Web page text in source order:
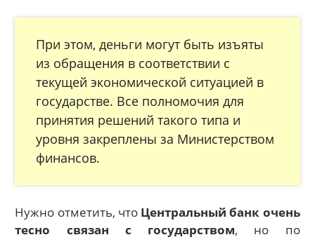
При этом, деньги могут быть изъяты
из обращения в соответствии с
текущей экономической ситуацией в
государстве. Все полномочия для
принятия решений такого типа и
уровня закреплены за Министерством
финансов.
Нужно отметить, что Центральный банк очень
тесно связан с государством, но по